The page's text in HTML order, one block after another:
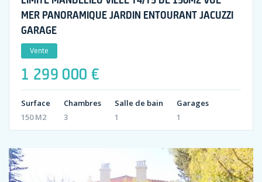
MER PANORAMIQUE JARDIN ENTOURANT JACUZZI
GARAGE
Vente
1 299 000 €
Surface
150 M2
Chambres
3
Salle de bain
1
Garages
1